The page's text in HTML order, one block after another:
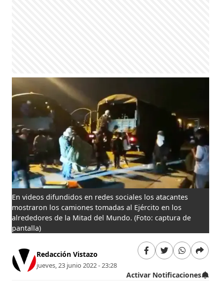
En videos difundidos en redes sociales los atacantes
mostraron los camiones tomadas al Ejército en los
alrededores de la Mitad del Mundo. (Foto: captura de
pantalla)
Redacción Vistazo
jueves, 23 junio 2022 - 23:28
Activar Notificaciones